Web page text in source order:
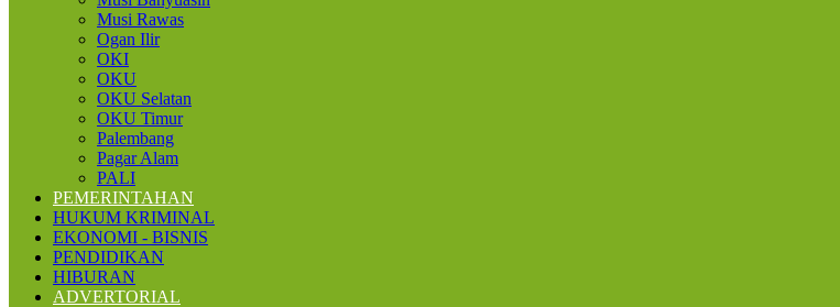
Musi Rawas
Ogan Ilir
OKI
OKU
OKU Selatan
OKU Timur
Palembang
Pagar Alam
PALI
PEMERINTAHAN
HUKUM KRIMINAL
EKONOMI - BISNIS
PENDIDIKAN
HIBURAN
ADVERTORIAL